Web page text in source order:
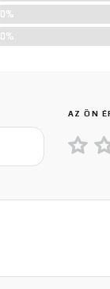
0%
0%
AZ ÖN